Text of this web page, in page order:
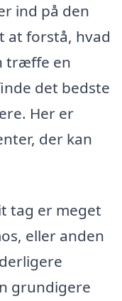
ind på den
at forstå, hvad
træffe en
det bedste
Her er
der kan
tag er meget
eller anden
grundigere